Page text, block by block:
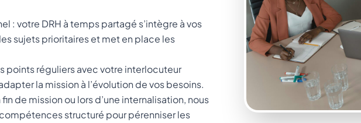
: votre DRH à temps partagé s’intègre à vos
sujets prioritaires et met en place les
points réguliers avec votre interlocuteur
la mission à l’évolution de vos besoins.
de mission ou lors d’une internalisation, nous
structuré pour pérenniser les